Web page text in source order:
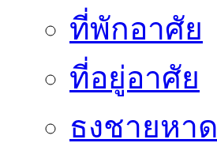
ที่พักอาศัย
ที่อยู่อาศัย
ธงชายหาด